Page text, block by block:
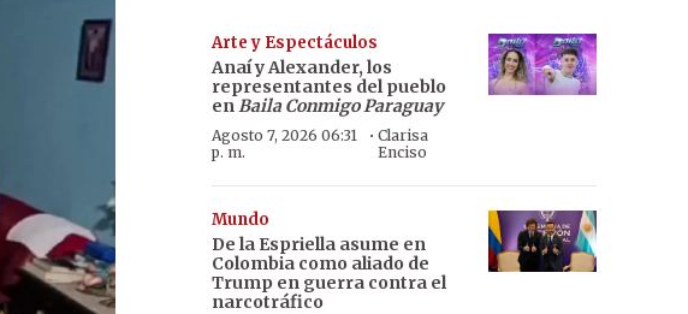
Arte y Espectáculos
Anaí y Alexander, los
representantes del pueblo
enBaila Conmigo Paraguay
Agosto 7, 2026 06:31
p. m.
· Clarisa
Enciso
Mundo
De la Espriella asume en
Colombia como aliado de
Trump en guerra contra el
narcotráfico